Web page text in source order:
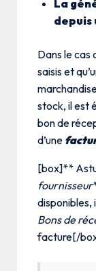
La
depuis
Dans le cas
saisis et
stock, il est
bon de
d’une
[box]**
fournisseur
disponibles,
Bons de
facture[/